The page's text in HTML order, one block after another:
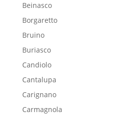
Beinasco
Borgaretto
Bruino
Buriasco
Candiolo
Cantalupa
Carignano
Carmagnola